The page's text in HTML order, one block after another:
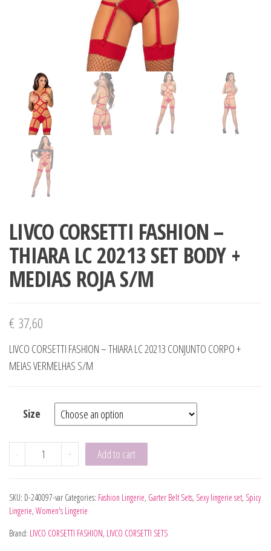
LIVCO CORSETTI FASHION –
THIARA LC 20213 SET BODY +
MEDIAS ROJA S/M
€ 37,60
LIVCO CORSETTI FASHION – THIARA LC 20213 CONJUNTO CORPO +
MEIAS VERMELHAS S/M
Size
- LIVCO CORSETTI FASHION - THIARA LC 20213 SET
+ Add to cart
SKU: D-240097-var Categories: Fashion Lingerie, Garter Belt Sets, Sexy lingerie set, Spicy
Lingerie, Women's Lingerie
Brand: LIVCO CORSETTI FASHION, LIVCO CORSETTI SETS